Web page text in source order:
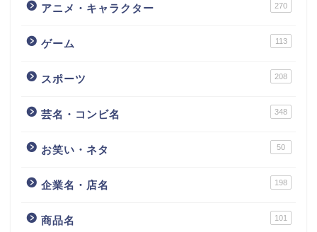
アニメ・キャラクター 270
ゲーム 113
スポーツ 208
芸名・コンビ名 348
お笑い・ネタ 50
企業名・店名 198
商品名 101